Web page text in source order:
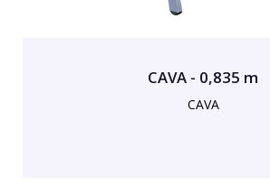
CAVA - 0,835 m
CAVA